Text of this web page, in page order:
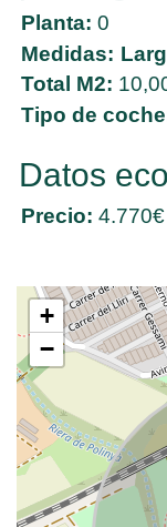
Planta: 0
Medidas:
Total M2:
Tipo de
Datos
Precio: 4.770€
+
−